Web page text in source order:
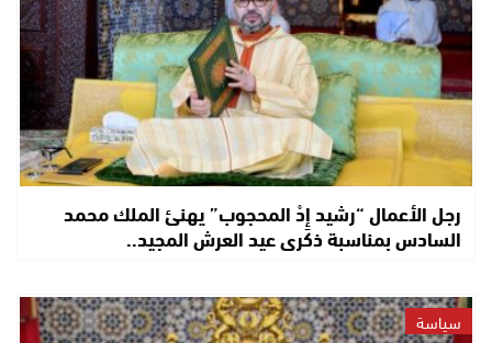
رجل الأعمال “رشيد إِدْ المحجوب” يهنئ الملك محمد
السادس بمناسبة ذكرى عيد العرش المجيد..
سياسة